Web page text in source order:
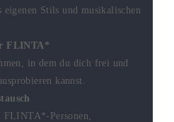
eigenen Stils und musikalischen
FLINTA*
in dem du dich frei und
kannst.
FLINTA*-Personen,